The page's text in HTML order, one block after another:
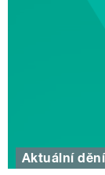
Aktuální dění